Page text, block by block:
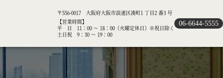
〒556-0017 大阪府大阪市浪速区湊町1 丁目2 番3 号
【営業時間】
平 日 11：00 ～ 18：00（火曜定休日）※祝日除く
土日祝 9：30 ～ 19：00
06-6644-5555